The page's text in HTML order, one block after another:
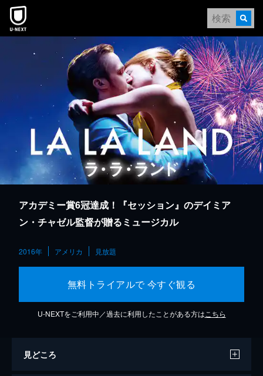
本文へスキップ
アカデミー賞6冠達成！『セッション』のデイミア
ン・チャゼル監督が贈るミュージカル
2016年 アメリカ 見放題
無料トライアルで 今すぐ観る
U-NEXTをご利用中／過去に利用したことがある方は こちら
見どころ